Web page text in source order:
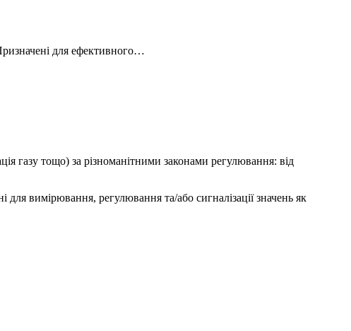
для ефективного…
газу тощо) за різноманітними законами регулювання: від
вимірювання, регулювання та/або сигналізації значень як